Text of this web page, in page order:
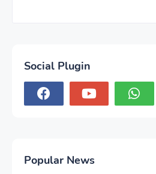
Social Plugin
Popular News